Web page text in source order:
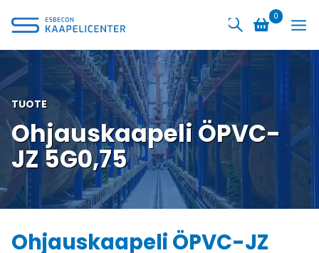
sisältöön
0
TUOTE
Ohjauskaapeli ÖPVC-
JZ 5G0,75
Ohjauskaapeli ÖPVC-JZ